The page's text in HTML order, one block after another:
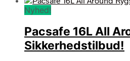
Nyhed!
Pacsafe 16L All
Sikkerhedstilbud!